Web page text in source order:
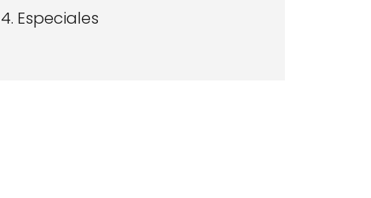
4. Especiales